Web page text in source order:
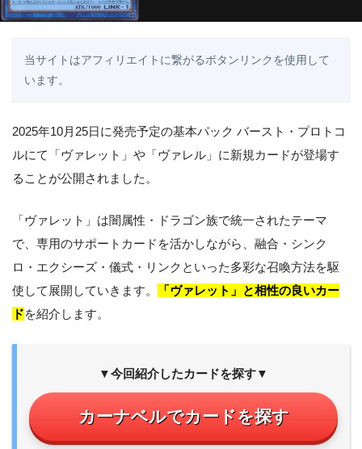
当サイトはアフィリエイトに繋がるボタンリンクを使用して
います。
2025年10月25日に発売予定の基本パック バースト・プロトコ
ルにて「ヴァレット」や「ヴァレル」に新規カードが登場す
ることが公開されました。
「ヴァレット」は闇属性・ドラゴン族で統一されたテーマ
で、専用のサポートカードを活かしながら、融合・シンク
ロ・エクシーズ・儀式・リンクといった多彩な召喚方法を駆
使して展開していきます。
「ヴァレット」と相性の良いカー
ドを紹介します。
▼今回紹介したカードを探す▼
カーナベルでカードを探す